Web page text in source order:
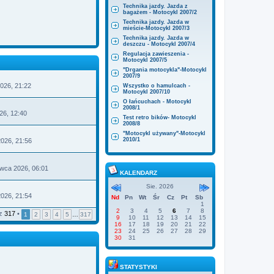
21:22
12:40
21:56
2026, 06:01
21:54
317 • 1 2 3 4 5 317
Technika jazdy. Jazda z
bagażem - Motocykl 2007/2
Technika jazdy. Jazda w
mieście-Motocykl 2007/3
Technika jazdy. Jazda w
deszczu - Motocykl 2007/4
Regulacja zawieszenia -
Motocykl 2007/5
"Drgania motocykla"-Motocykl
2007/9
Wszystko o hamulcach -
Motocykl 2007/10
O łańcuchach - Motocykl
2008/1
Test retro bików- Motocykl
2008/8
"Motocykl używany"-Motocykl
2010/1
KALENDARZ
Sie. 2026
Nd
Pn Wt Śr Cz Pt
Sb
1
2
3 4 5 6 7
8
9
10 11 12 13 14
15
16
17 18 19 20 21
22
23
24 25 26 27 28
29
30
31
STATYSTYKI